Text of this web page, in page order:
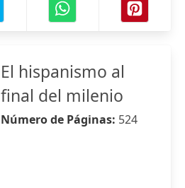
El hispanismo al
final del milenio
Número de Páginas: 524